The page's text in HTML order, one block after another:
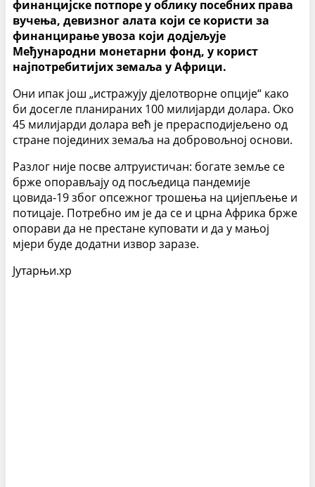
финанцијске потпоре у облику посебних права
вучења, девизног алата који се користи за
финанцирање увоза који додјељује
Међународни монетарни фонд, у корист
најпотребитијих земаља у Африци.
Они ипак још „истражују дјелотворне опције“ како
би досегле планираних 100 милијарди долара. Око
45 милијарди долара већ је прерасподијељено од
стране појединих земаља на добровољној основи.
Разлог није посве алтруистичан: богате земље се
брже опорављају од посљедица пандемије
цовида-19 због опсежног трошења на цијепљење и
потицаје. Потребно им је да се и црна Африка брже
опорави да не престане куповати и да у мањој
мјери буде додатни извор заразе.
Јутарњи.хр